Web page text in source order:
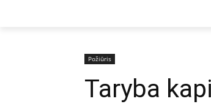
Požiūris
Taryba